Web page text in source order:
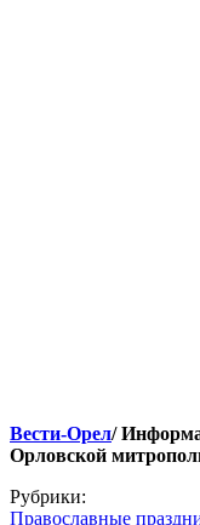
Вести-Орел/
Орловской
Рубрики:
Православные